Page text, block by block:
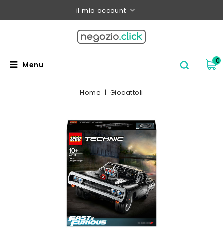
il mio account
0
Menu
Home Giocattoli